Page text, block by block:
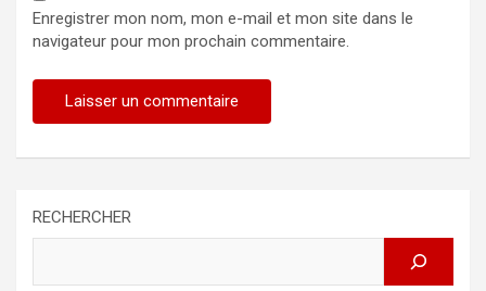
Enregistrer mon nom, mon e-mail et mon site dans le
navigateur pour mon prochain commentaire.
RECHERCHER